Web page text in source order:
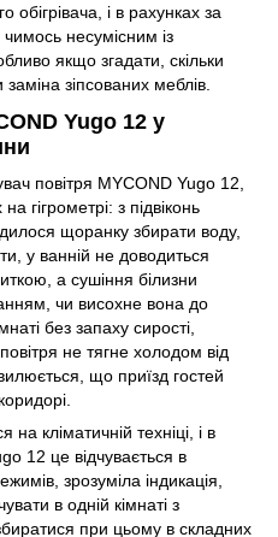
і в рахунках за
чимось несумісним із
якщо згадати, скільки
зіпсованих меблів.
Yugo 12 у
повітря MYCOND Yugo 12,
гігрометрі: з підвіконь
щоранку збирати воду,
у ванній не доводиться
а сушіння білизни
чи висохне вона до
без запаху сирості,
не тягне холодом від
що приїзд гостей
на кліматичній техніці, і в
12 це відчувається в
зрозуміла індикація,
в одній кімнаті з
при цьому в складних